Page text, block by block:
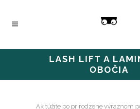
LASH LIFT A
OBOČIA
Ak túžite po prirodzene výraznom